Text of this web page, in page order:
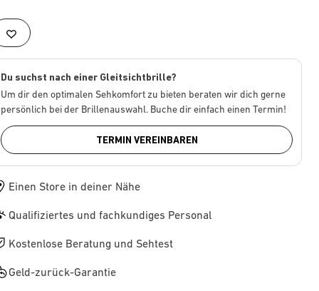
Du suchst nach einer Gleitsichtbrille?
Um dir den optimalen Sehkomfort zu bieten beraten wir dich gerne
persönlich bei der Brillenauswahl. Buche dir einfach einen Termin!
TERMIN VEREINBAREN
Einen Store in deiner Nähe
Qualifiziertes und fachkundiges Personal
Kostenlose Beratung und Sehtest
Geld-zurück-Garantie